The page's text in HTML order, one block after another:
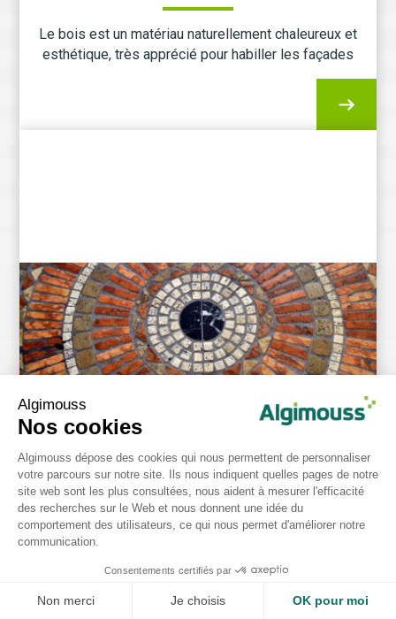
Le bois est un matériau naturellement chaleureux et
esthétique, très apprécié pour habiller les façades
Nos conseils terrasse
L’entretien régulier de votre terrasse et de vos sols
extérieurs est crucial pour préserver leur